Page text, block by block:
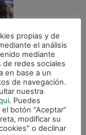
“Marfil
tiempo y
ponernos
así ha sido
en busca
propias y de
el análisis
mediante
redes sociales
en base a un
de navegación.
nuestra
. Puedes
botón “Aceptar”
modificar su
o declinar